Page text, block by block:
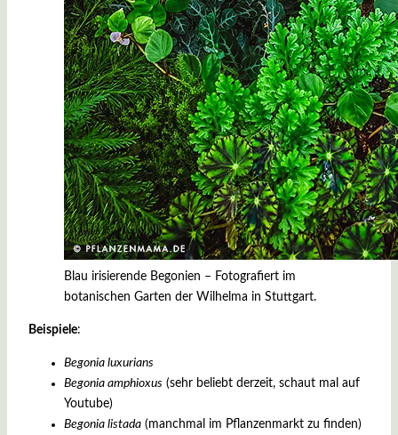
Blau irisierende Begonien – Fotografiert im
botanischen Garten der Wilhelma in Stuttgart.
Beispiele:
Begonia luxurians
Begonia amphioxus (sehr beliebt derzeit, schaut mal auf
Youtube)
Begonia listada (manchmal im Pflanzenmarkt zu finden)